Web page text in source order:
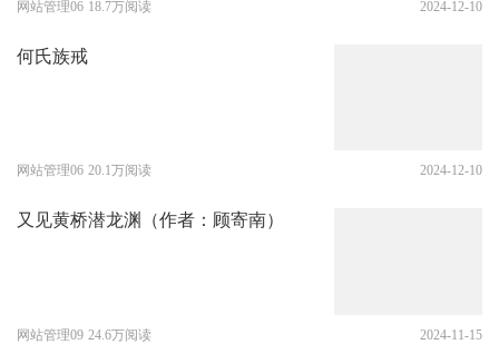
网站管理06 18.7万阅读 2024-12-10
何氏族戒
网站管理06 20.1万阅读 2024-12-10
又见黄桥潜龙渊（作者：顾寄南）
网站管理09 24.6万阅读 2024-11-15